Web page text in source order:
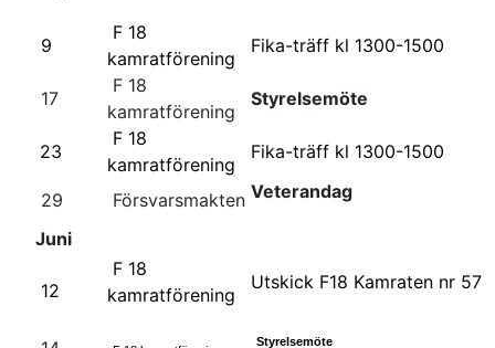
9
F 18
kamratförening
Fika-träff kl 1300-1500
17
F 18
kamratförening
Styrelsemöte
23
F 18
kamratförening
Fika-träff kl 1300-1500
29 Försvarsmakten Veterandag
Juni
12
F 18
kamratförening
Utskick F18 Kamraten nr 57
Styrelsemöte